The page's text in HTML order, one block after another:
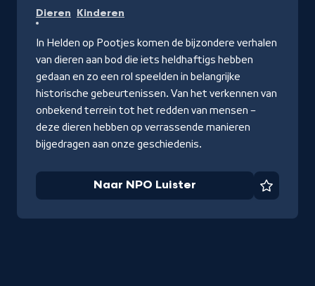
Dieren Kinderen
In Helden op Pootjes komen de bijzondere verhalen
van dieren aan bod die iets heldhaftigs hebben
gedaan en zo een rol speelden in belangrijke
historische gebeurtenissen. Van het verkennen van
onbekend terrein tot het redden van mensen –
deze dieren hebben op verrassende manieren
bijgedragen aan onze geschiedenis.
Naar NPO Luister